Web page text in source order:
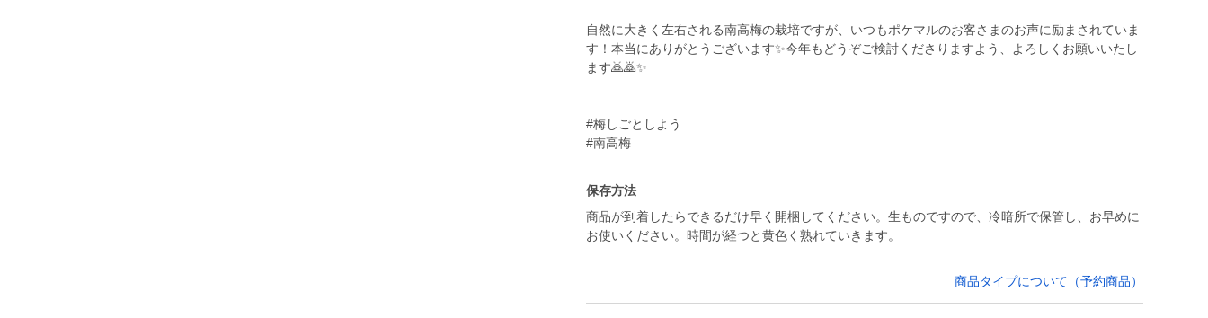
自然に大きく左右される南高梅の栽培ですが、いつもポケマルのお客さまのお声に励まされていま
す！本当にありがとうございます✨️今年もどうぞご検討くださりますよう、よろしくお願いいたし
ます🙇🙇✨️
#梅しごとしよう
#南高梅
保存方法
商品が到着したらできるだけ早く開梱してください。生ものですので、冷暗所で保管し、お早めに
お使いください。時間が経つと黄色く熟れていきます。
商品タイプについて（予約商品）